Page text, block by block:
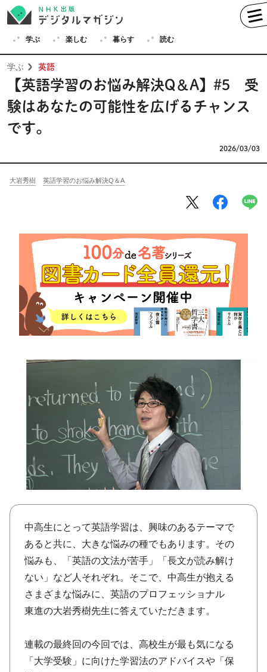
学ぶ 楽しむ 暮らす 読む
ハングル（韓国語）
楽しむ 趣味 俳句
その他
暮らす 料理 園芸 ハンドメイド
健康 その他
NHKブックス 100分de名著
作品 その他
きょうのレシピ
レシピ その他
学ぶ 英語
【英語学習のお悩み解決Q＆A】#5 受
験はあなたの可能性を広げるチャンス
です。
2026/03/03
大岩秀樹 英語学習のお悩み解決Q＆A
中高生にとって英語学習は、興味のあるテーマで
あると共に、大きな悩みの種でもあります。その
悩みも、「英語の文法が苦手」「長文が読み解け
ない」など人それぞれ。そこで、中高生が抱える
さまざまな悩みに、英語のプロフェッショナル
東進の大岩秀樹先生に答えていただきます。
連載の最終回の今回では、高校生が最も気になる
「大学受験」に向けた学習法のアドバイスや「保